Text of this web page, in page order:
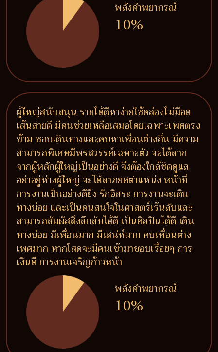
พลังคำพยากรณ์
10%
ผู้ใหญ่สนับสนุน รายได้ดีหาง่ายใช้คล่องไม่มีอด
เส้นสายดี มีคนช่วยเหลือเสมอโดยเฉพาะเพศตรง
ข้าม ชอบเดินทางและคบหาเพื่อนต่างถิ่น มีความ
สามารถพิเศษมีพรสวรรค์เฉพาะตัว จะได้ลาภ
จากผู้หลักผู้ใหญ่เป็นอย่างดี จึงต้องใกล้ชิดดูแล
อย่าอยู่ห่างผู้ใหญ่ จะได้ลาภยศตำแหน่ง หน้าที่
การงานเป็นอย่างดียิ่ง รักอิสระ การงานจะเดิน
ทางบ่อย และเป็นคนสนใจในศาสตร์เร้นลับและ
สามารถสัมผัสสิ่งลึกลับได้ดี เป็นศิลปินได้ดี เดิน
ทางบ่อย มีเพื่อนมาก มีเสน่ห์มาก คบเพื่อนต่าง
เพศมาก หากโสดจะมีคนเข้ามาชอบเรื่อยๆ การ
เงินดี การงานเจริญก้าวหน้า
พลังคำพยากรณ์
10%